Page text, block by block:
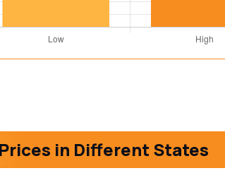
in Different States